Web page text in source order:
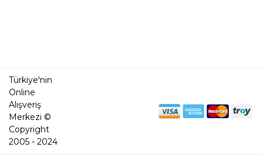
Türkiye'nin
Online
Alışveriş
Merkezi ©
Copyright
2005 - 2024